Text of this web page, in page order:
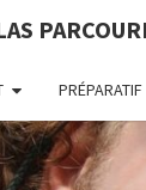
PRÉPARATIF